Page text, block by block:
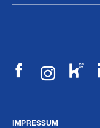
IMPRESSUM